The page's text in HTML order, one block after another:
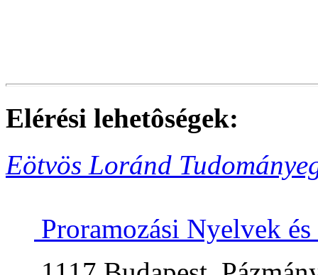
Elérési lehetôségek:
Eötvös Loránd
Proramozási Nyelvek